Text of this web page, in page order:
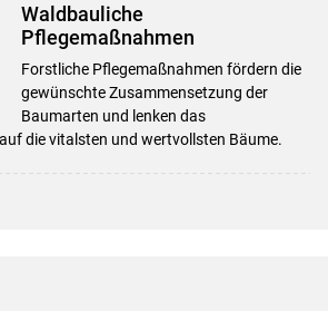
Waldbauliche
Pflegemaßnahmen
Forstliche Pflegemaßnahmen fördern die
gewünschte Zusammensetzung der
Baumarten und lenken das
die vitalsten und wertvollsten Bäume.